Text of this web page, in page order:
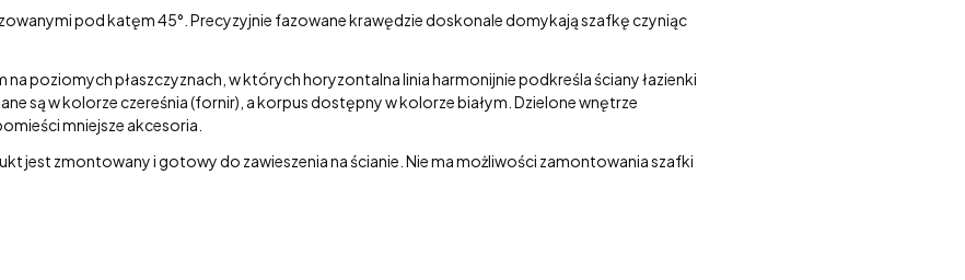
pod katęm 45°. Precyzyjnie fazowane krawędzie doskonale domykają szafkę czyniąc
poziomych płaszczyznach, w których horyzontalna linia harmonijnie podkreśla ściany łazienki
są w kolorze czereśnia (fornir), a korpus dostępny w kolorze białym. Dzielone wnętrze
mniejsze akcesoria.
jest zmontowany i gotowy do zawieszenia na ścianie. Nie ma możliwości zamontowania szafki